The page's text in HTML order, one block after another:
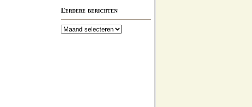
Eerdere berichten
Eerdere
berichten